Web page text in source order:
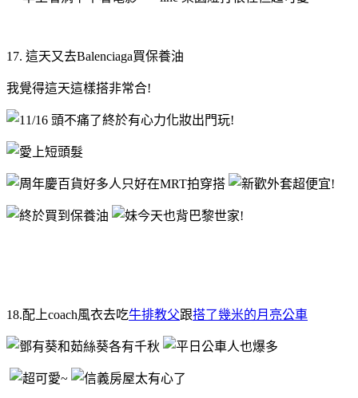
17. 這天又去Balenciaga買保養油
我覺得這天這樣搭非常合!
18.配上coach風衣去吃牛排教父跟搭了幾米的月亮公車